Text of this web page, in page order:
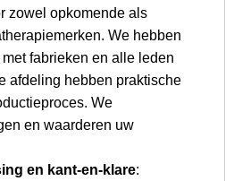
zowel opkomende als
We hebben
fabrieken en alle leden
afdeling hebben praktische
We
en waarderen uw
en kant-en-klare: